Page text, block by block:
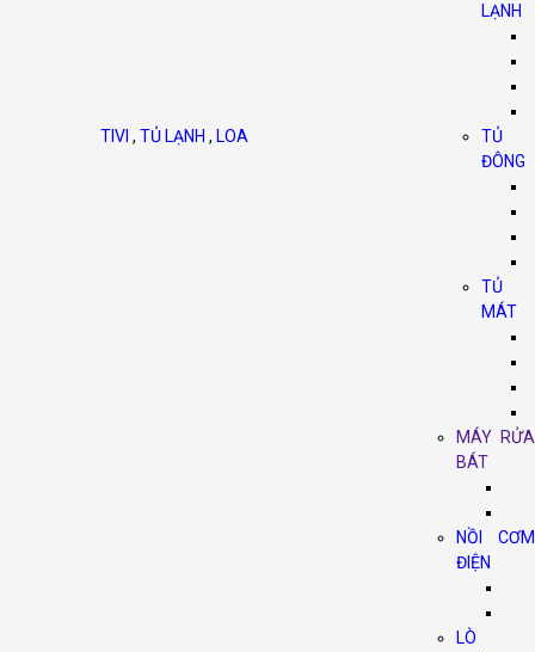
TIVI,TỦ LẠNH, LOA
LẠNH
TỦ
ĐÔNG
TỦ
MÁT
MÁY RỬA
BÁT
NỒI CƠM
ĐIỆN
LÒ